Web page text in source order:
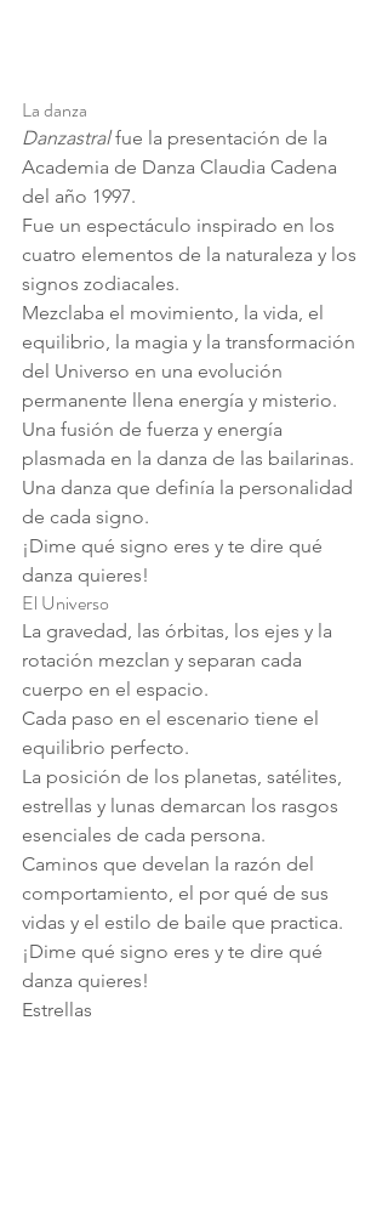
La danza
Danzastral fue la presentación de la
Academia de Danza Claudia Cadena
del año 1997.
Fue un espectáculo inspirado en los
cuatro elementos de la naturaleza y los
signos zodiacales.
Mezclaba el movimiento, la vida, el
equilibrio, la magia y la transformación
del Universo en una evolución
permanente llena energía y misterio.
Una fusión de fuerza y energía
plasmada en la danza de las bailarinas.
Una danza que definía la personalidad
de cada signo.
¡Dime qué signo eres y te dire qué
danza quieres!
El Universo
La gravedad, las órbitas, los ejes y la
rotación mezclan y separan cada
cuerpo en el espacio.
Cada paso en el escenario tiene el
equilibrio perfecto.
La posición de los planetas, satélites,
estrellas y lunas demarcan los rasgos
esenciales de cada persona.
Caminos que develan la razón del
comportamiento, el por qué de sus
vidas y el estilo de baile que practica.
¡Dime qué signo eres y te dire qué
danza quieres!
Estrellas